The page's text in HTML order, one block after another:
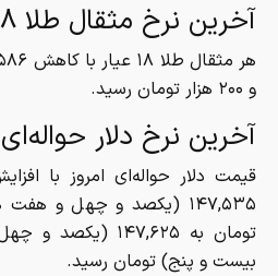
آخرین نرخ مثقال طلا ۱۸ عیار
و ۲۰۰ هزار تومان رسید‌.
آخرین نرخ دلار حواله‌ای
قیمت دلار حواله‌ای امروز با
۱۴۷,۵۳۵ (یکصد و چهل و
تومان به
بیست و پنج) تومان رسید.